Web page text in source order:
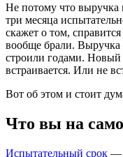
Не потому что
три месяца
скажет о том,
вообще брали.
строили годами. Новый
встраивается. Или не
Вот об этом и стоит
Что вы на
Испытательный срок —